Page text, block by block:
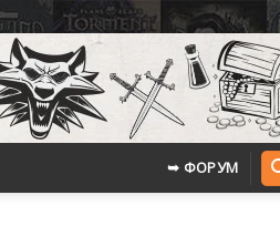
➥ ФОРУМ